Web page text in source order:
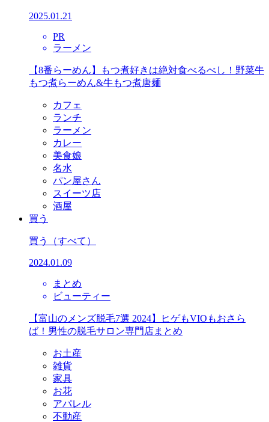
2025.01.21
PR
ラーメン
【8番らーめん】もつ煮好きは絶対食べるべし！野菜牛
もつ煮らーめん&牛もつ煮唐麺
カフェ
ランチ
ラーメン
カレー
美食娘
名水
パン屋さん
スイーツ店
酒屋
買う
買う （すべて）
2024.01.09
まとめ
ビューティー
【富山のメンズ脱毛7選 2024】ヒゲもVIOもおさら
ば！男性の脱毛サロン専門店まとめ
お土産
雑貨
家具
お花
アパレル
不動産